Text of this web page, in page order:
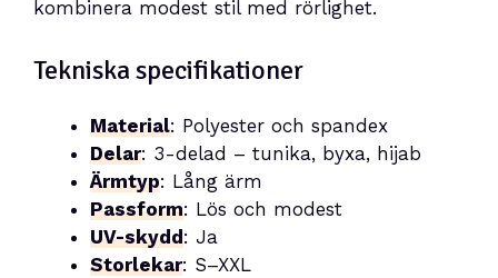
kombinera modest stil med rörlighet.
Tekniska specifikationer
Material: Polyester och spandex
Delar: 3-delad – tunika, byxa, hijab
Ärmtyp: Lång ärm
Passform: Lös och modest
UV-skydd: Ja
Storlekar: S–XXL